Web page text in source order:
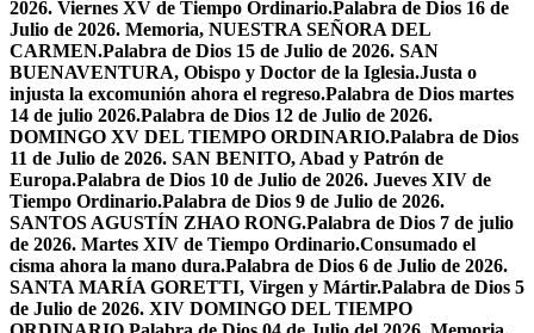
2026. Viernes XV de Tiempo Ordinario.Palabra de Dios 16 de
Julio de 2026. Memoria, NUESTRA SEÑORA DEL
CARMEN.Palabra de Dios 15 de Julio de 2026. SAN
BUENAVENTURA, Obispo y Doctor de la Iglesia.Justa o
injusta la excomunión ahora el regreso.Palabra de Dios martes
14 de julio 2026.Palabra de Dios 12 de Julio de 2026.
DOMINGO XV DEL TIEMPO ORDINARIO.Palabra de Dios
11 de Julio de 2026. SAN BENITO, Abad y Patrón de
Europa.Palabra de Dios 10 de Julio de 2026. Jueves XIV de
Tiempo Ordinario.Palabra de Dios 9 de Julio de 2026.
SANTOS AGUSTÍN ZHAO RONG.Palabra de Dios 7 de julio
de 2026. Martes XIV de Tiempo Ordinario.Consumado el
cisma ahora la mano dura.Palabra de Dios 6 de Julio de 2026.
SANTA MARÍA GORETTI, Virgen y Mártir.Palabra de Dios 5
de Julio de 2026. XIV DOMINGO DEL TIEMPO